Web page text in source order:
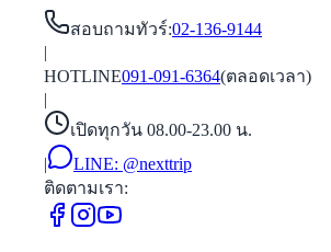
สอบถามทัวร์:02-136-9144
|
HOTLINE091-091-6364(ตลอดเวลา)
|
เปิดทุกวัน 08.00-23.00 น.
|
LINE: @nexttrip
ติดตามเรา: